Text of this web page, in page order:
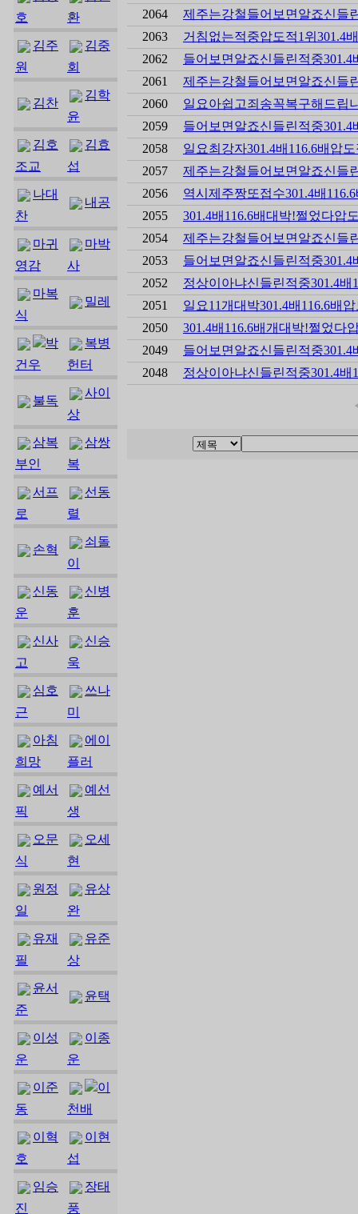
호
환
김주
원
김중
회
김찬
김학
윤
김호
조교
김효
섭
나대
찬
내공
마귀
영감
마박
사
마복
식
밀레
박
건우
복병
헌터
불독
사이
상
삼복
부인
삼쌍
복
서프
로
선동
렬
손혁
쇠돌
이
신동
운
신병
훈
신사
고
신승
욱
심호
근
쓰나
미
아침
희망
에이
플러
예서
픽
예선
생
오문
식
오세
현
원정
일
유상
완
유재
필
유준
상
윤서
준
윤택
이성
운
이종
운
이준
동
이
천배
이혁
호
이현
섭
임승
진
장태
풍
2064
제주는강철들어보면알죠신들
2063
거침없는적중압도적1위301.4
2062
들어보면알죠신들린적중301.4
2061
제주는강철들어보면알죠신들
2060
일요아쉽고죄송꼭복구해드립
2059
들어보면알죠신들린적중301.4
2058
일요최강자301.4배116.6배압
2057
제주는강철들어보면알죠신들
2056
역시제주짱또접수301.4배
2055
301.4배116.6배대박!쩔었다압
2054
제주는강철들어보면알죠신들
2053
들어보면알죠신들린적중301.4
2052
정상이아냐신들린적중301.4배
2051
일요11개대박301.4배116.6배
2050
301.4배116.6배개대박!쩔었다
2049
들어보면알죠신들린적중301.4
2048
정상이아냐신들린적중301.4배